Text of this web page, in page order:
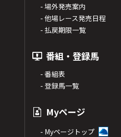
- 場外発売案内
- 他場レース発売日程
- 払戻期限一覧
番組・登録馬
- 番組表
- 登録馬一覧
Myページ
- Myページトップ